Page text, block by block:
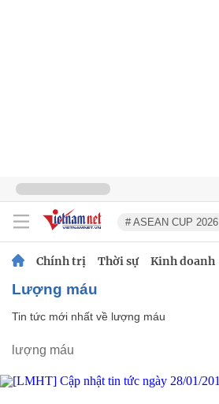
# ASEAN CUP 2026
Chính trị Thời sự Kinh doanh
lượng máu
Tin tức mới nhất về lượng máu
lượng máu